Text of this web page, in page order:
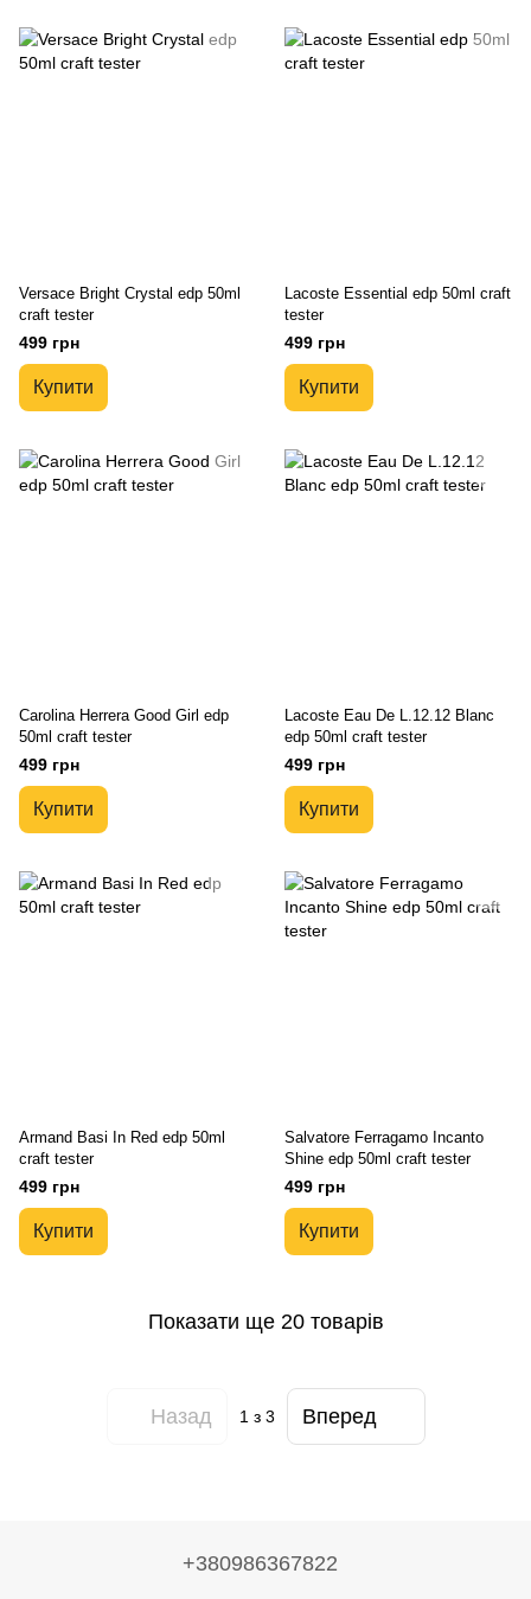
Versace Bright Crystal edp 50ml
craft tester
499 грн
Купити
Lacoste Essential edp 50ml craft
tester
499 грн
Купити
Carolina Herrera Good Girl edp
50ml craft tester
499 грн
Купити
Lacoste Eau De L.12.12 Blanc
edp 50ml craft tester
499 грн
Купити
Armand Basi In Red edp 50ml
craft tester
499 грн
Купити
Salvatore Ferragamo Incanto
Shine edp 50ml craft tester
499 грн
Купити
Показати ще 20 товарів
Назад 1 з 3 Вперед
+380986367822